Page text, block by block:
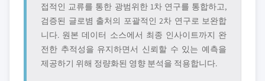
접적인 교류를 통한 광범위한 1차 연구를 통합하고,
검증된 글로볌 출처의 포괄적인 2차 연구로 보완합
니다. 원본 데이터 소스에서 최종 인사이트까지 완
전한 추적성을 유지하면서 신뢰할 수 있는 예측을
제공하기 위해 정량화된 영향 분석을 적용합니다.